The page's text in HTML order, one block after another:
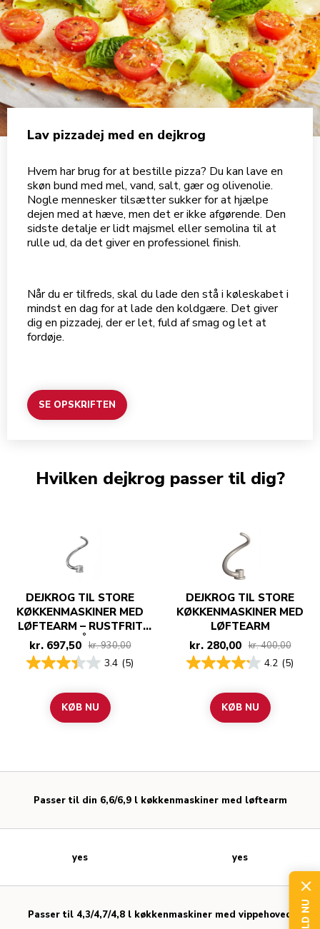
Lav pizzadej med en dejkrog
Hvem har brug for at bestille pizza? Du kan lave en
skøn bund med mel, vand, salt, gær og olivenolie.
Nogle mennesker tilsætter sukker for at hjælpe
dejen med at hæve, men det er ikke afgørende. Den
sidste detalje er lidt majsmel eller semolina til at
rulle ud, da det giver en professionel finish.
Når du er tilfreds, skal du lade den stå i køleskabet i
mindst en dag for at lade den koldgære. Det giver
dig en pizzadej, der er let, fuld af smag og let at
fordøje.
SE OPSKRIFTEN
Hvilken dejkrog passer til dig?
DEJKROG TIL STORE
KØKKENMASKINER MED
LØFTEARM – RUSTFRIT
STÅL
kr. 697,50 kr. 930,00
3.4 (5)
KØB NU
DEJKROG TIL STORE
KØKKENMASKINER MED
LØFTEARM
kr. 280,00 kr. 400,00
4.2 (5)
KØB NU
Passer til din 6,6/6,9 l køkkenmaskiner med løftearm
Passer til 4,3/4,7/4,8 l køkkenmaskiner med vippehoved
yes yes